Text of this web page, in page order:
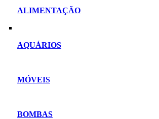
ALIMENTAÇÃO
AQUÁRIOS
MÓVEIS
BOMBAS